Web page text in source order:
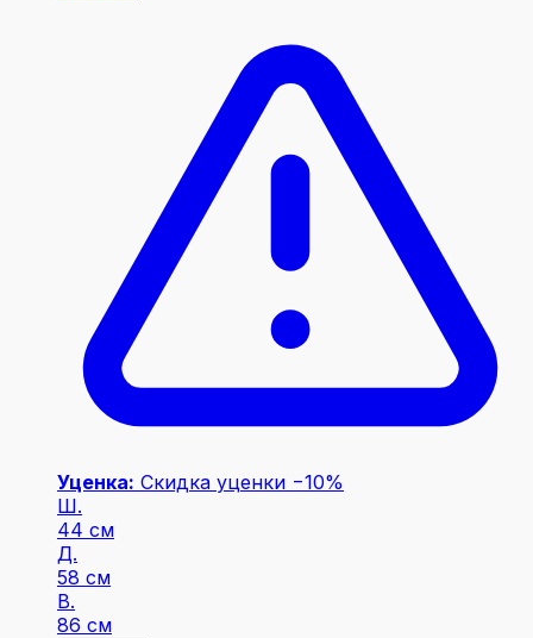
Уценка: Скидка уценки −10%
Ш.
44 см
Д.
58 см
В.
86 см